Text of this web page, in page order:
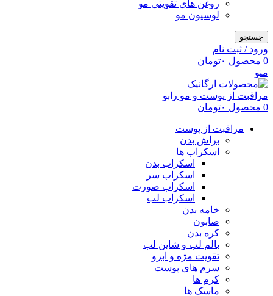
روغن های تقویتی مو
لوسیون مو
جستجو
ورود / ثبت نام
0 محصول ۰تومان
منو
0 محصول ۰تومان
مراقبت از پوست
براش بدن
اسکراب ها
اسکراب بدن
اسکراب سر
اسکراب صورت
اسکراب لب
خامه بدن
صابون
کره بدن
بالم لب و شاین لب
تقویت مژه و ابرو
سرم های پوست
کرم ها
ماسک ها